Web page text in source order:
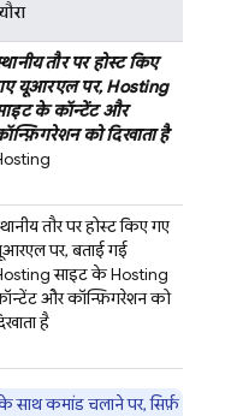
तौर पर होस्ट किए
यूआरएल पर,Hosting
के कॉन्टेंट और
को दिखाता है
तौर पर होस्ट किए गए
पर, बताई गई
साइट केHosting
और कॉन्फ़िगरेशन को
है
साथ कमांड चलाने पर, सिर्फ़